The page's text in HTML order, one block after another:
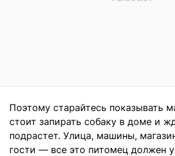
Поэтому старайтесь показывать
стоит запирать собаку в доме и
подрастет. Улица, машины,
гости — все это питомец должен